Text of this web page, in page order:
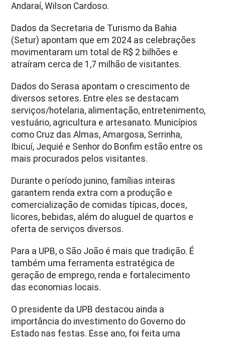
Andaraí, Wilson Cardoso.
Dados da Secretaria de Turismo da Bahia
(Setur) apontam que em 2024 as celebrações
movimentaram um total de R$ 2 bilhões e
atraíram cerca de 1,7 milhão de visitantes.
Dados do Serasa apontam o crescimento de
diversos setores. Entre eles se destacam
serviços/hotelaria, alimentação, entretenimento,
vestuário, agricultura e artesanato. Municípios
como Cruz das Almas, Amargosa, Serrinha,
Ibicuí, Jequié e Senhor do Bonfim estão entre os
mais procurados pelos visitantes.
Durante o período junino, famílias inteiras
garantem renda extra com a produção e
comercialização de comidas típicas, doces,
licores, bebidas, além do aluguel de quartos e
oferta de serviços diversos.
Para a UPB, o São João é mais que tradição. É
também uma ferramenta estratégica de
geração de emprego, renda e fortalecimento
das economias locais.
O presidente da UPB destacou ainda a
importância do investimento do Governo do
Estado nas festas. Esse ano, foi feita uma